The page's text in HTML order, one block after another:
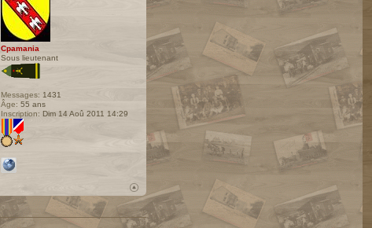
Cpamania
Sous lieutenant
Messages: 1431
Âge: 55 ans
Inscription: Dim 14 Aoû 2011 14:29